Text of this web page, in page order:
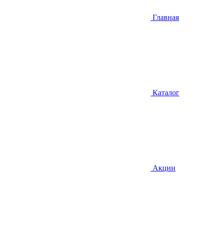
Главная
Каталог
Акции